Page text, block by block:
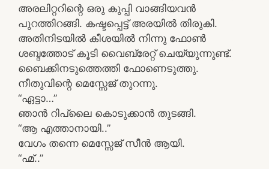
അരലിറ്ററിന്റെ ഒരു കുപ്പി വാങ്ങിയവൻ
പുറത്തിറങ്ങി. കഷ്ടപ്പെട്ട് അരയിൽ തിരുകി.
അതിനിടയിൽ കീശയിൽ നിന്നു ഫോൺ
ശബ്ദത്തോട് കൂടി വൈബ്രേറ്റ് ചെയ്യുന്നുണ്ട്.
ബൈക്കിനടുത്തെത്തി ഫോണെടുത്തു.
നീതുവിന്റെ മെസ്സേജ് തുറന്നു.
“ഏട്ടാ…”
ഞാൻ റിപ്ലൈ കൊടുക്കാൻ തുടങ്ങി.
“ആ എത്താനായി..”
വേഗം തന്നെ മെസ്സേജ് സീൻ ആയി.
“ഹ്മ്..”